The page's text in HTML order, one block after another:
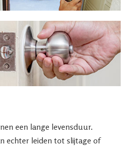
een lange levensduur.
echter leiden tot slijtage of